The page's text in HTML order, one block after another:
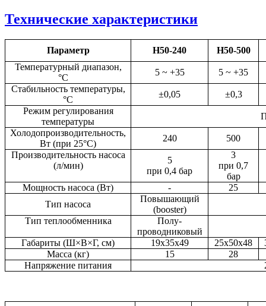
Технические характеристики
Параметр H50-240
H50-500
Температурный диапазон,
°C
5 ~ +35
5 ~ +35
Стабильность температуры,
°C
±0,05
±0,3
Режим регулирования
температуры
Холодопроизводительность,
Вт (при 25°C)
240
500
Производительность насоса
(л/мин)
5
при 0,4 бар
3
при 0,7
бар
Мощность насоса (Вт)
-
25
Тип насоса
Повышающий
(booster)
Тип теплообменника
Полу-
проводниковый
Габариты (Ш×В×Г, см)
19x35x49 25x50x48
Масса (кг)
15
28
Напряжение питания